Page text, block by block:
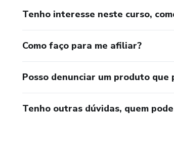
Tenho interesse neste curso,
Como faço para me afiliar?
Posso denunciar um produto
Tenho outras dúvidas, quem